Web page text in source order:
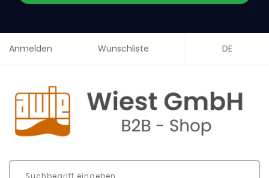
Anmelden Wunschliste DE